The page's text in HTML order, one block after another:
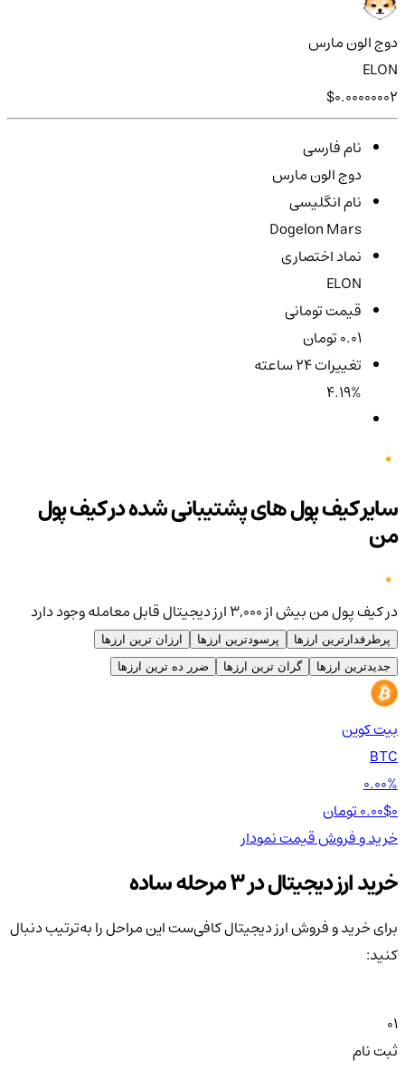
دوج الون مارس
ELON
$0.00000002
نام فارسی
دوج الون مارس
نام انگلیسی
Dogelon Mars
نماد اختصاری
ELON
قیمت تومانی
0.01 تومان
تغییرات ۲۴ ساعته
4.19%
سایر کیف پول های پشتیبانی شده در کیف پول
من
در کیف پول من بیش از ۳,۰۰۰ ارز دیجیتال قابل معامله وجود دارد
پرطرفدارترین ارزها پرسودترین ارزها
ارزان ترین ارزها
جدیدترین ارزها
گران ترین ارزها ضرر ده ترین ارزها
بیت کوین
BTC
0.00%
0.00$
خرید و فروشقیمتنمودار
خرید ارز دیجیتال در 3 مرحله ساده
برای خرید و فروش ارز دیجیتال کافی‌ست این مراحل را به‌ترتیب دنبال
کنید:
01
ثبت نام